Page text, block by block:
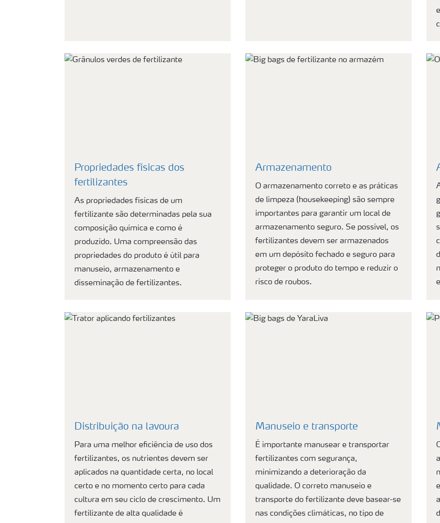
Propriedades físicas dos
fertilizantes
As propriedades físicas de um
fertilizante são determinadas pela sua
composição química e como é
produzido. Uma compreensão das
propriedades do produto é útil para
manuseio, armazenamento e
disseminação de fertilizantes.
Armazenamento
O armazenamento correto e as práticas
de limpeza (housekeeping) são sempre
importantes para garantir um local de
armazenamento seguro. Se possível, os
fertilizantes devem ser armazenados
em um depósito fechado e seguro para
proteger o produto do tempo e reduzir o
risco de roubos.
Distribuição na lavoura
Para uma melhor eficiência de uso dos
fertilizantes, os nutrientes devem ser
aplicados na quantidade certa, no local
certo e no momento certo para cada
cultura em seu ciclo de crescimento. Um
fertilizante de alta qualidade é
Manuseio e transporte
É importante manusear e transportar
fertilizantes com segurança,
minimizando a deterioração da
qualidade. O correto manuseio e
transporte do fertilizante deve basear-se
nas condições climáticas, no tipo de